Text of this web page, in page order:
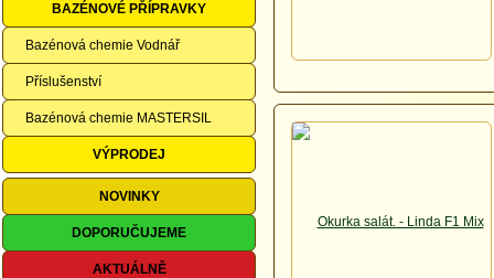
BAZÉNOVÉ PŘÍPRAVKY
Bazénová chemie Vodnář
Příslušenství
Bazénová chemie MASTERSIL
VÝPRODEJ
NOVINKY
DOPORUČUJEME
AKTUÁLNĚ